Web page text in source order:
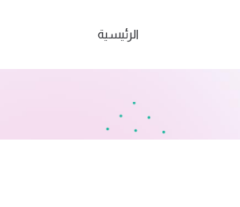
الرئيسية